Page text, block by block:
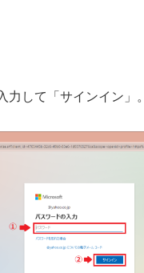
力して「サインイン」。